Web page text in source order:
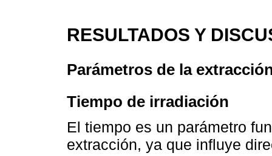
RESULTADOS Y
Parámetros de la
Tiempo de irradiación
El tiempo es un parámetro
extracción, ya que influye